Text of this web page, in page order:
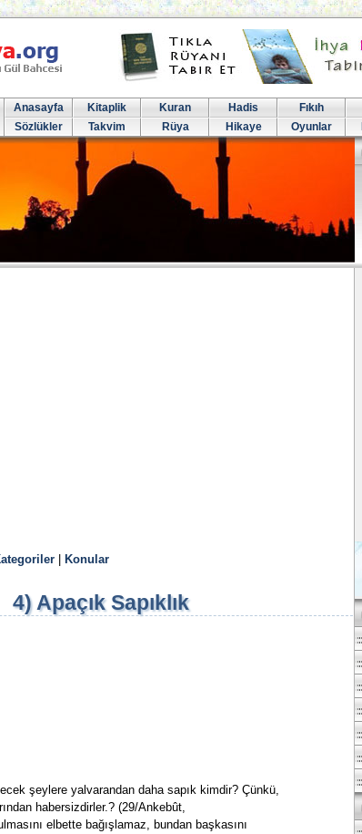
Anasayfa Kitaplik Kuran Hadis Fıkıh
Sözlükler
Takvim Rüya Hikaye Oyunlar
Konular
4) Apaçık Sapıklık
şeylere yalvarandan daha sapık kimdir? Çünkü,
habersizdirler.? (29/Ankebût,
elbette bağışlamaz, bundan başkasını